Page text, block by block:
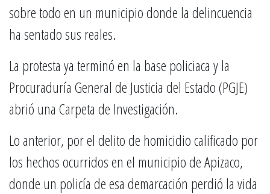
sobre todo en un municipio donde la delincuencia
ha sentado sus reales.
La protesta ya terminó en la base policiaca y la
Procuraduría General de Justicia del Estado (PGJE)
abrió una Carpeta de Investigación.
Lo anterior, por el delito de homicidio calificado por
los hechos ocurridos en el municipio de Apizaco,
donde un policía de esa demarcación perdió la vida